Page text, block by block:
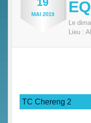
MAI 2019
Le
Lieu :
TC Chereng 2